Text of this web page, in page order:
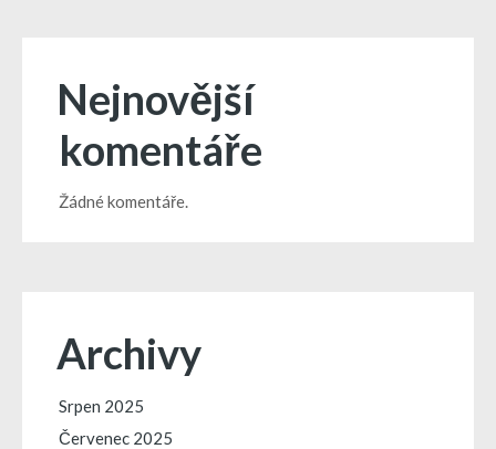
Nejnovější
komentáře
Žádné komentáře.
Archivy
Srpen 2025
Červenec 2025